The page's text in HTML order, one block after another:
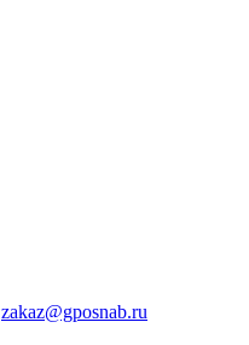
zakaz@gposnab.ru